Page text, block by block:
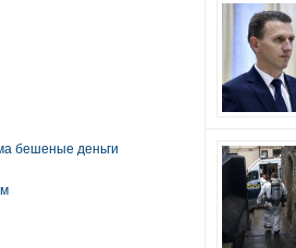
бешеные деньги